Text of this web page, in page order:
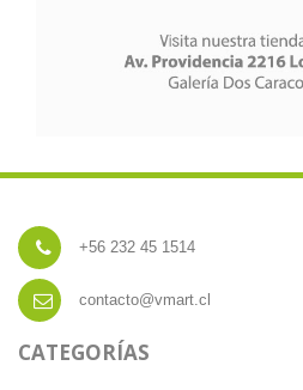
+56 232 45 1514
contacto@vmart.cl
CATEGORÍAS